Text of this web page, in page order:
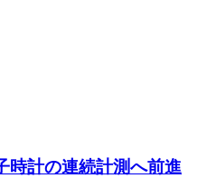
計の連続計測へ前進